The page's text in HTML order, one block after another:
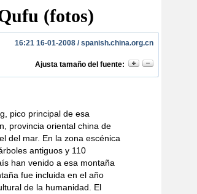
(fotos)
16:21 16-01-2008 /spanish.china.org.cn
Ajusta tamaño del fuente:
pico principal de esa
provincia oriental china de
del mar. En la zona escénica
antiguos y 110
han venido a esa montaña
fue incluida en el año
de la humanidad. El